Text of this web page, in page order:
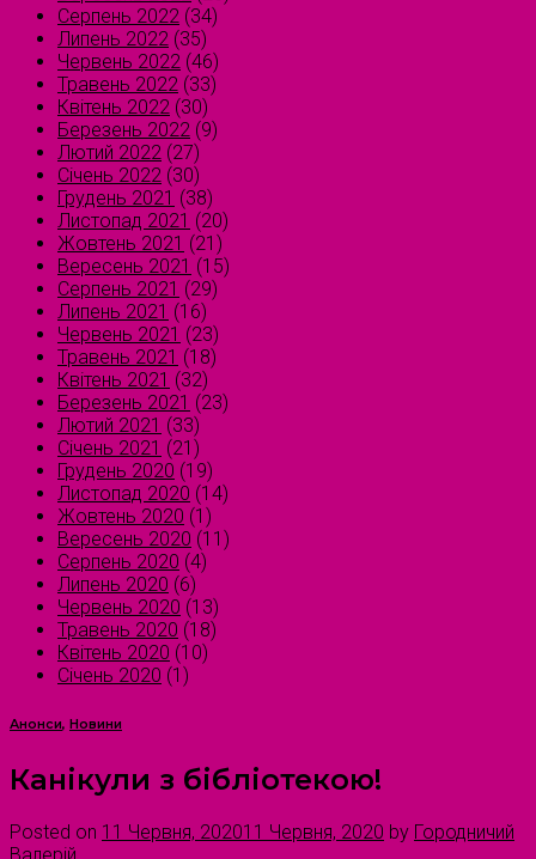
Серпень 2022 (34)
Липень 2022 (35)
Червень 2022 (46)
Травень 2022 (33)
Квітень 2022 (30)
Березень 2022 (9)
Лютий 2022 (27)
Січень 2022 (30)
Грудень 2021 (38)
Листопад 2021 (20)
Жовтень 2021 (21)
Вересень 2021 (15)
Серпень 2021 (29)
Липень 2021 (16)
Червень 2021 (23)
Травень 2021 (18)
Квітень 2021 (32)
Березень 2021 (23)
Лютий 2021 (33)
Січень 2021 (21)
Грудень 2020 (19)
Листопад 2020 (14)
Жовтень 2020 (1)
Вересень 2020 (11)
Серпень 2020 (4)
Липень 2020 (6)
Червень 2020 (13)
Травень 2020 (18)
Квітень 2020 (10)
Січень 2020 (1)
Анонси, Новини
Канікули з бібліотекою!
Posted on 11 Червня, 202011 Червня, 2020 by Городничий